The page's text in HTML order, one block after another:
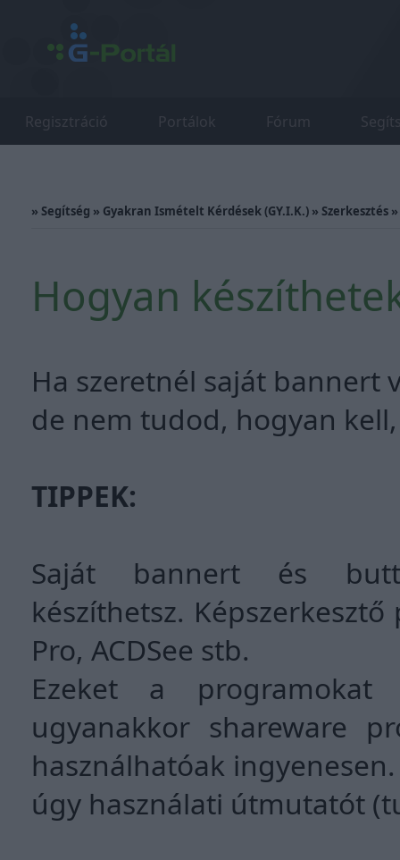
Regisztráció Portálok Fórum
» Segítség » Gyakran Ismételt Kérdések (GY.I.K.) » Szerkesztés »
Hogyan
Ha szeretnél saját
de nem tudod, hogyan
TIPPEK:
Saját bannert és
készíthetsz.
Pro, ACDSee stb.
Ezeket a
ugyanakkor shareware
használhatóak
úgy használati útmutatót